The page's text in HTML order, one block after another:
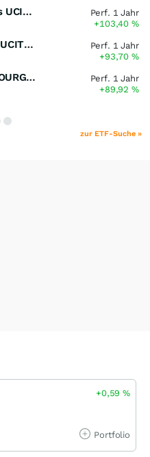
Global X Copper Miners UCITS ETF USD Acc
Perf. 1 Jahr
+103,40%
iShares Copper Miners UCITS ETF
Perf. 1 Jahr
+93,70%
MULTI UNITS LUXEMBOURG - Lyxor MSCI Semiconductors ESG Filtered
Perf. 1 Jahr
+89,92%
zur ETF-Suche »
+0,59%
Portfolio